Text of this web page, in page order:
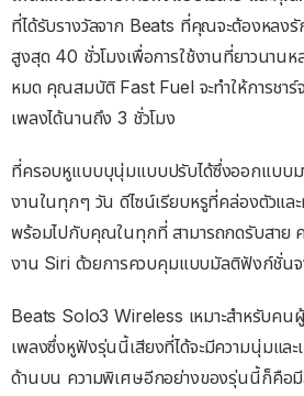
ที่ได้รับรางวัลจาก Beats ที่คุณจะต้องหลงรั
สูงสุด 40 ชั่วโมงเพื่อการใช้งานที่ยาวนานห
หมด คุณสมบัติ Fast Fuel จะทำให้การชาร์
เพลงได้นานถึง 3 ชั่วโมง
ที่ครอบหูแบบบุนุ่มแบบปรับได้ซึ่งออกแบบม
งานในทุกๆ วัน ดีไซน์เรียบหรูที่คล่องตัวแล
พร้อมไปกับคุณในทุกที่ สามารถกดรับสาย
งาน Siri ด้วยการควบคุมแบบมัลติฟังก์ชั่น
Beats Solo3 Wireless เหมาะสำหรับคน
เพลงซึ่งหูฟังรุ่นนี้เสียงที่ได้จะมีความนุ่มแล
ด้านบน ความพิเศษอีกอย่างของรุ่นนี้ก็คือมี